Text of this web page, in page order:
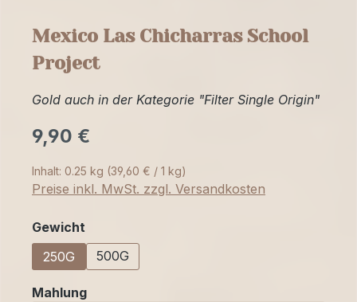
Mexico Las Chicharras School
Project
Gold auch in der Kategorie "Filter Single Origin"
9,90 €
Inhalt: 0.25 kg (39,60 € / 1 kg)
Preise inkl. MwSt. zzgl. Versandkosten
Gewicht
250G
500G
Mahlungauswählen